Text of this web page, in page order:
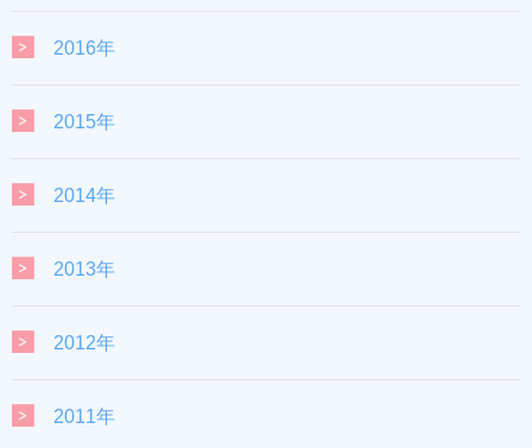
2016年
2015年
2014年
2013年
2012年
2011年